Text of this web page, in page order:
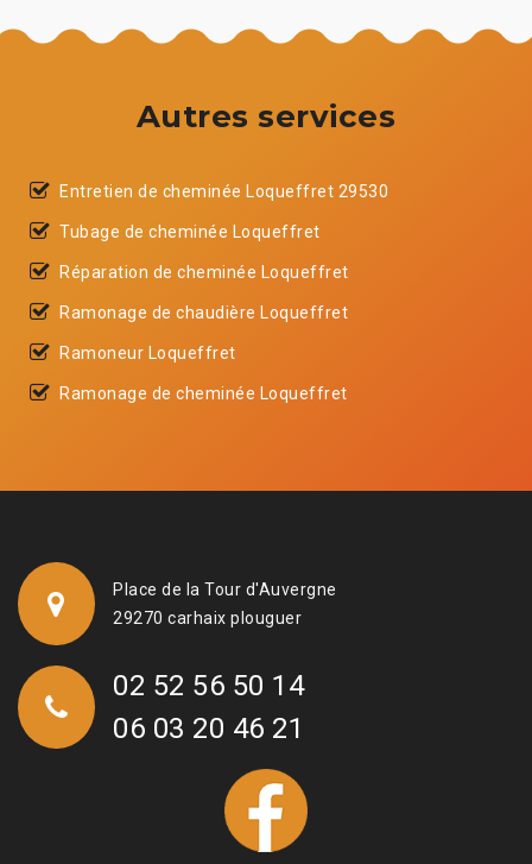
Autres services
Entretien de cheminée Loqueffret 29530
Tubage de cheminée Loqueffret
Réparation de cheminée Loqueffret
Ramonage de chaudière Loqueffret
Ramoneur Loqueffret
Ramonage de cheminée Loqueffret
Place de la Tour d'Auvergne
29270 carhaix plouguer
02 52 56 50 14
06 03 20 46 21